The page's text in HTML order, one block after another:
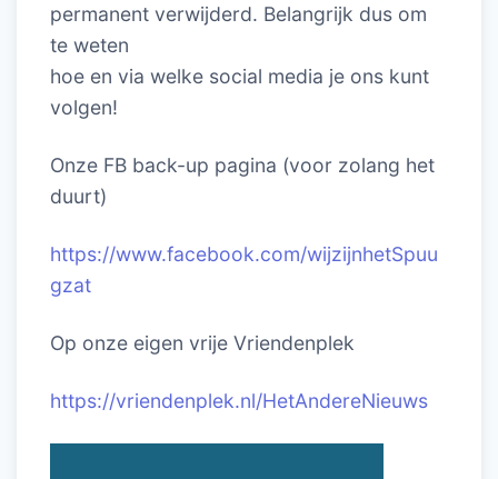
permanent verwijderd. Belangrijk dus om
te weten
hoe en via welke social media je ons kunt
volgen!
Onze FB back-up pagina (voor zolang het
duurt)
https://www.facebook.com/wijzijnhetSpuu
gzat
Op onze eigen vrije Vriendenplek
https://vriendenplek.nl/HetAndereNieuws